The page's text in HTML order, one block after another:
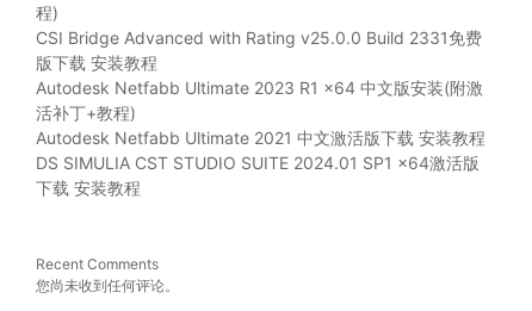
程)
CSI Bridge Advanced with Rating v25.0.0 Build 2331免费
版下载 安装教程
Autodesk Netfabb Ultimate 2023 R1 x64 中文版安装(附激
活补丁+教程)
Autodesk Netfabb Ultimate 2021 中文激活版下载 安装教程
DS SIMULIA CST STUDIO SUITE 2024.01 SP1 x64激活版
下载 安装教程
Recent Comments
您尚未收到任何评论。